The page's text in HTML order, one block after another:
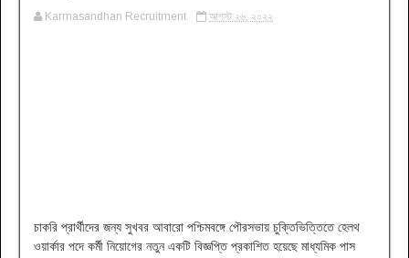
Karmasandhan Recruitment আগস্ট ২৬, ২০২২
চাকরি প্রার্থীদের জন্য সুখবর আবারো পশ্চিমবঙ্গে পৌরসভায় চুক্তিভিত্তিতে হেলথ
ওয়ার্কার পদে কর্মী নিয়োগের নতুন একটি বিজ্ঞপ্তি প্রকাশিত হয়েছে মাধ্যমিক পাস